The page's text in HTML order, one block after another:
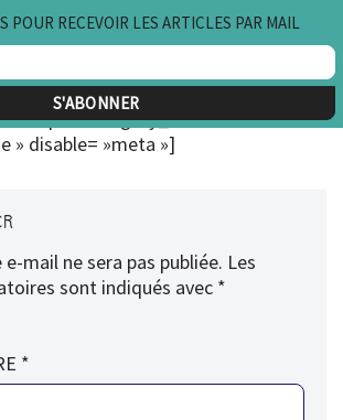
»medium » showposts= »10″
» category_in= »6″
» disable= »meta »]
mail ne sera pas publiée. Les
sont indiqués avec *
*
POUR RECEVOIR LES ARTICLES PAR MAIL